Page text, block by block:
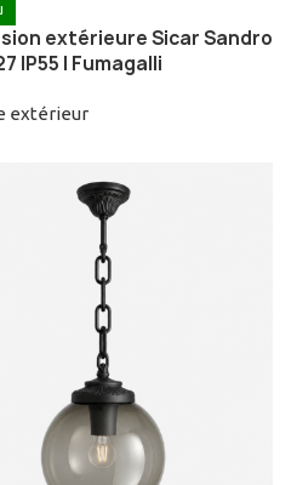
extérieure Sicar Sandro
IP55 | Fumagalli
extérieur